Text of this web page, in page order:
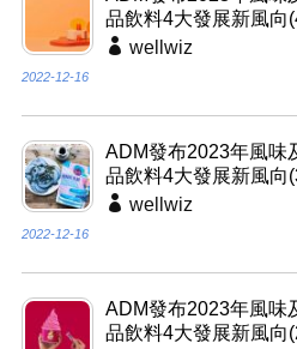
品飲料4大發展新風向
wellwiz
2022-12-16
ADM發布2023年風味
品飲料4大發展新風向
wellwiz
2022-12-16
ADM發布2023年風味
品飲料4大發展新風向